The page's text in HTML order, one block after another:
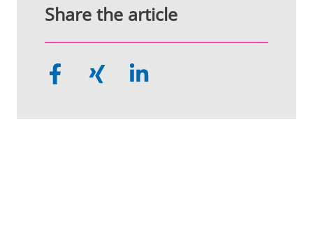
Share the article